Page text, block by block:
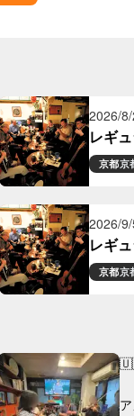
2026/8/
レギ
京都京
2026/9/
レギ
京都京